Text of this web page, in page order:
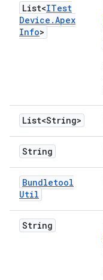
List<ITest
Device .Apex
Info>
List<String>
String
Bundletool
Util
String